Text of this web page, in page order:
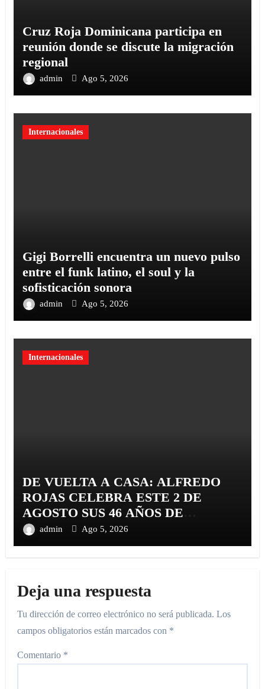
Cruz Roja Dominicana participa en
reunión donde se discute la migración
regional
admin Ago 5, 2026
Internacionales
Gigi Borrelli encuentra un nuevo pulso
entre el funk latino, el soul y la
sofisticación sonora
admin Ago 5, 2026
Internacionales
DE VUELTA A CASA: ALFREDO
ROJAS CELEBRA ESTE 2 DE
AGOSTO SUS 46 AÑOS DE
TRAYECTORIA CON EL
RELANZAMIENTO DE «ALFREDO
admin Ago 5, 2026
Deja una respuesta
Tu dirección de correo electrónico no será publicada. Los
campos obligatorios están marcados con *
Comentario *